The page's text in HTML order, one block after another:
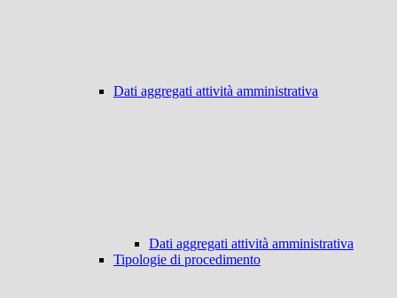
Dati aggregati attività amministrativa
Dati aggregati attività amministrativa
Tipologie di procedimento